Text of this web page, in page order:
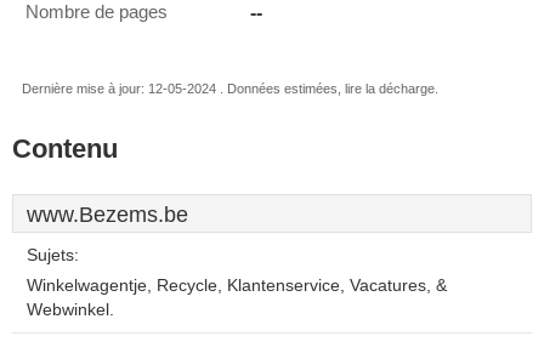
Nombre de pages --
Dernière mise à jour: 12-05-2024 . Données estimées, lire la décharge.
Contenu
www.Bezems.be
Sujets:
Winkelwagentje, Recycle, Klantenservice, Vacatures, &
Webwinkel.